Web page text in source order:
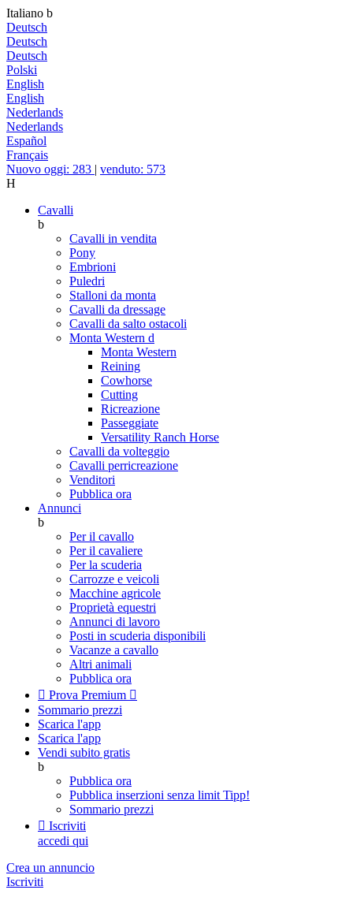
Italiano b
Deutsch
Deutsch
Deutsch
Polski
English
English
Nederlands
Nederlands
Español
Français
Nuovo oggi: 283 | venduto: 573
H
Cavalli
b
Cavalli in vendita
Pony
Embrioni
Puledri
Stalloni da monta
Cavalli da dressage
Cavalli da salto ostacoli
Monta Western d
Monta Western
Reining
Cowhorse
Cutting
Ricreazione
Passeggiate
Versatility Ranch Horse
Cavalli da volteggio
Cavalli perricreazione
Venditori
Pubblica ora
Annunci
b
Per il cavallo
Per il cavaliere
Per la scuderia
Carrozze e veicoli
Macchine agricole
Proprietà equestri
Annunci di lavoro
Posti in scuderia disponibili
Vacanze a cavallo
Altri animali
Pubblica ora
 Prova Premium 
Sommario prezzi
Scarica l'app
Scarica l'app
Vendi subito gratis
b
Pubblica ora
Pubblica inserzioni senza limit Tipp!
Sommario prezzi
 Iscriviti
accedi qui
Crea un annuncio
Iscriviti